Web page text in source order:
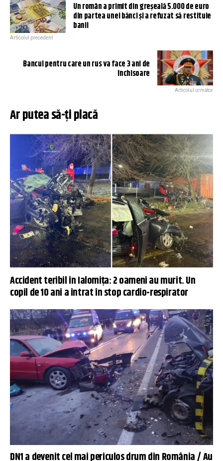
Un român a primit din greșeală 5.000 de euro
din partea unei bănci și a refuzat să restituie
banii
Articolul precedent
Bancul pentru care un rus va face 3 ani de
închisoare
Articolul următor
Ar putea să-ți placă
Accident teribil în Ialomița: 2 oameni au murit. Un
copil de 10 ani a intrat în stop cardio-respirator
DN1 a devenit cel mai periculos drum din România / Au